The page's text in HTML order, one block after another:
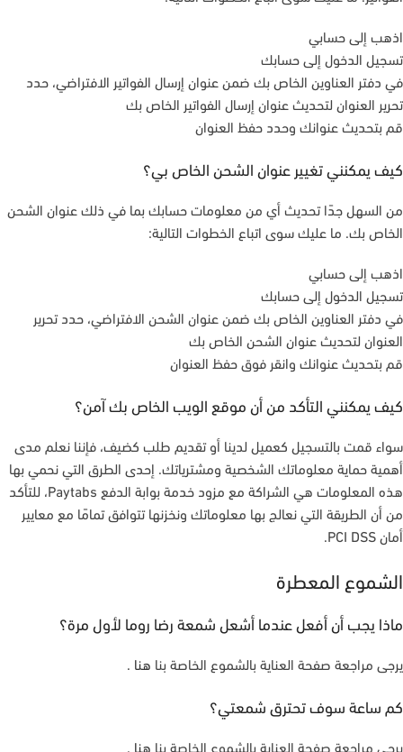
اذهب إلى حسابي
تسجيل الدخول إلى حسابك
في دفتر العناوين الخاص بك ضمن عنوان إرسال الفواتير الافتراضي، حدد
تحرير العنوان لتحديث عنوان إرسال الفواتير الخاص بك
قم بتحديث عنوانك وحدد حفظ العنوان
كيف يمكنني تغيير عنوان الشحن الخاص بي؟
من السهل جدًا تحديث أي من معلومات حسابك بما في ذلك عنوان الشحن
الخاص بك. ما عليك سوى اتباع الخطوات التالية:
اذهب إلى حسابي
تسجيل الدخول إلى حسابك
في دفتر العناوين الخاص بك ضمن عنوان الشحن الافتراضي، حدد تحرير
العنوان لتحديث عنوان الشحن الخاص بك
قم بتحديث عنوانك وانقر فوق حفظ العنوان
كيف يمكنني التأكد من أن موقع الويب الخاص بك آمن؟
سواء قمت بالتسجيل كعميل لدينا أو تقديم طلب كضيف، فإننا نعلم مدى
أهمية حماية معلوماتك الشخصية ومشترياتك. إحدى الطرق التي نحمي بها
هذه المعلومات هي الشراكة مع مزود خدمة بوابة الدفع Paytabs، للتأكد
من أن الطريقة التي نعالج بها معلوماتك ونخزنها تتوافق تمامًا مع معايير
أمان PCI DSS.
الشموع المعطرة
ماذا يجب أن أفعل عندما أشعل شمعة رضا روما لأول مرة؟
يرجى مراجعة صفحة العناية بالشموع الخاصة بنا هنا .
كم ساعة سوف تحترق شمعتي؟
يرجى مراجعة صفحة العناية بالشموع الخاصة بنا هنا .